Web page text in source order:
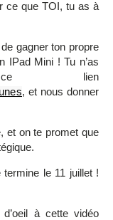
ce que TOI, tu as à
gagner ton propre
IPad Mini ! Tu n’as
lien
, et nous donner
et on te promet que
le 11 juillet !
à cette vidéo